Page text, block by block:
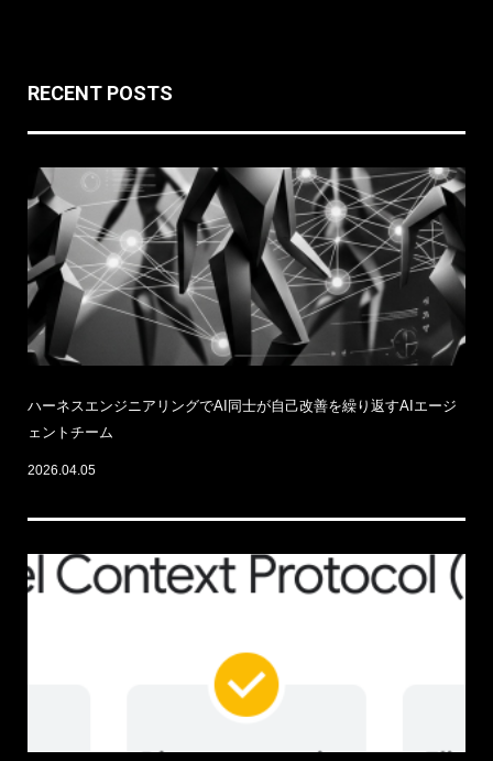
RECENT POSTS
ハーネスエンジニアリングでAI同士が自己改善を繰り返すAIエージ
ェントチーム
2026.04.05